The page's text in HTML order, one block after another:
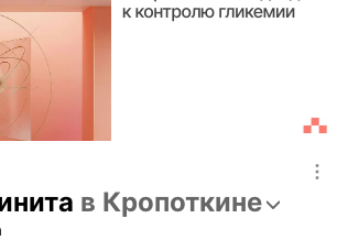
в Кропоткине